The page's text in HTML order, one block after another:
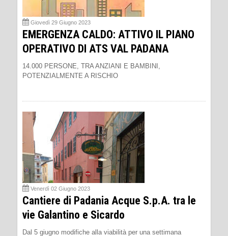
Giovedì 29 Giugno 2023
EMERGENZA CALDO: ATTIVO IL PIANO
OPERATIVO DI ATS VAL PADANA
14.000 PERSONE, TRA ANZIANI E BAMBINI,
POTENZIALMENTE A RISCHIO
Venerdì 02 Giugno 2023
Cantiere di Padania Acque S.p.A. tra le
vie Galantino e Sicardo
Dal 5 giugno modifiche alla viabilità per una settimana